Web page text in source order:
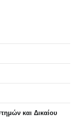
και Δικαίου